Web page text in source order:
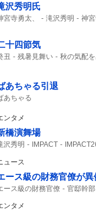
沢秀明氏
宮寺勇太、 滝沢秀明
神
十四節気
丑 残暑見舞い
秋の気配
あちゃる引退
あちゃる
ンタメ
橋演舞場
沢秀明 IMPACT
椿泰我
ュース
ース級の財務官僚が
ース級の財務官僚 官邸幹部
ンタメ